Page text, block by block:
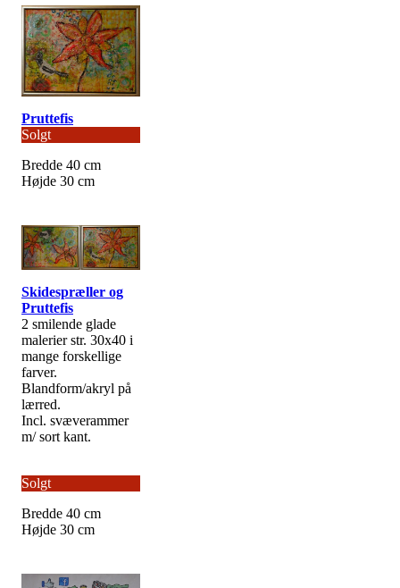
Pruttefis
Solgt
Bredde 40 cm
Højde 30 cm
Skidespræller og
Pruttefis
2 smilende glade
malerier str. 30x40 i
mange forskellige
farver.
Blandform/akryl på
lærred.
Incl. svæverammer
m/ sort kant.
Solgt
Bredde 40 cm
Højde 30 cm